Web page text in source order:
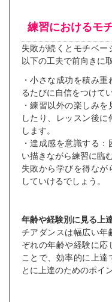
練習におけるモ
失敗が続くとモチベー
以下の工夫で前向きに
・小さな成功を積み
るたびに自信をつけて
・練習以外の楽しみ
したり、レッスン後
します。
・達成感を意識する
い描きながら練習に臨
失敗から学びを得なが
していけるでしょう。
年齢や経験別に見る上
チアダンスは幅広い年
ぞれの年齢や経験に応
ことで、効率的に上
とに上達のためのポイ